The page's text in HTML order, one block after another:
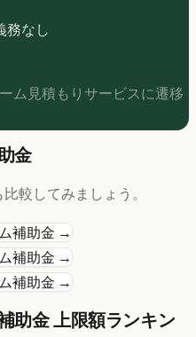
務なし
ム見積もりサービスに遷移
金
較してみましょう。
補助金 →
補助金 →
補助金 →
助金 上限額ランキン